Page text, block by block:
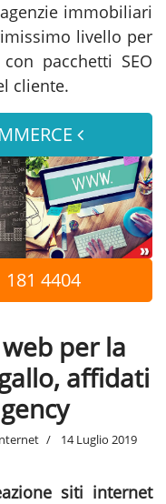
immobiliari
livello per
pacchetti SEO
cliente.
181 4404
per la
affidati
14 Luglio 2019
siti internet